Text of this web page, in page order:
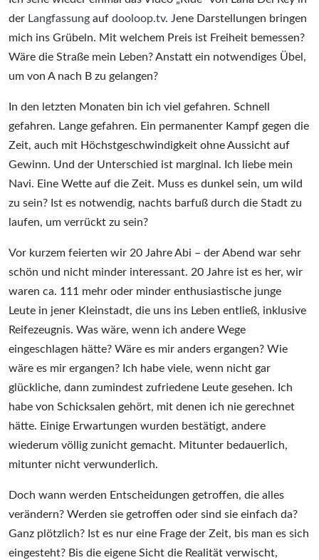
der Langfassung auf dooloop.tv. Jene Darstellungen bringen
mich ins Grübeln. Mit welchem Preis ist Freiheit bemessen?
Wäre die Straße mein Leben? Anstatt ein notwendiges Übel,
um von A nach B zu gelangen?
In den letzten Monaten bin ich viel gefahren. Schnell
gefahren. Lange gefahren. Ein permanenter Kampf gegen die
Zeit, auch mit Höchstgeschwindigkeit ohne Aussicht auf
Gewinn. Und der Unterschied ist marginal. Ich liebe mein
Navi. Eine Wette auf die Zeit. Muss es dunkel sein, um wild
zu sein? Ist es notwendig, nachts barfuß durch die Stadt zu
laufen, um verrückt zu sein?
Vor kurzem feierten wir 20 Jahre Abi – der Abend war sehr
schön und nicht minder interessant. 20 Jahre ist es her, wir
waren ca. 111 mehr oder minder enthusiastische junge
Leute in jener Kleinstadt, die uns ins Leben entließ, inklusive
Reifezeugnis. Was wäre, wenn ich andere Wege
eingeschlagen hätte? Wäre es mir anders ergangen? Wie
wäre es mir ergangen? Ich habe viele, wenn nicht gar
glückliche, dann zumindest zufriedene Leute gesehen. Ich
habe von Schicksalen gehört, mit denen ich nie gerechnet
hätte. Einige Erwartungen wurden bestätigt, andere
wiederum völlig zunicht gemacht. Mitunter bedauerlich,
mitunter nicht verwunderlich.
Doch wann werden Entscheidungen getroffen, die alles
verändern? Werden sie getroffen oder sind sie einfach da?
Ganz plötzlich? Ist es nur eine Frage der Zeit, bis man es sich
eingesteht? Bis die eigene Sicht die Realität verwischt,